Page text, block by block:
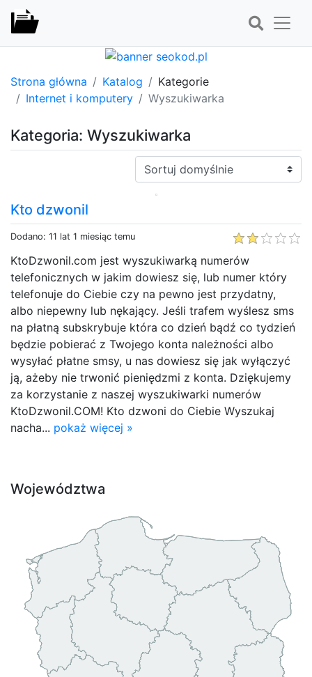
Strona główna Katalog
Kategorie
Internet i komputery
Wyszukiwarka
Kategoria: Wyszukiwarka
Sortuj:
Kto dzwonil
Dodano: 11 lat 1 miesiąc temu
KtoDzwonil.com jest wyszukiwarką numerów
telefonicznych w jakim dowiesz się, lub numer który
telefonuje do Ciebie czy na pewno jest przydatny,
albo niepewny lub nękający. Jeśli trafem wyślesz sms
na płatną subskrybuje która co dzień bądź co tydzień
będzie pobierać z Twojego konta należności albo
wysyłać płatne smsy, u nas dowiesz się jak wyłączyć
ją, ażeby nie trwonić pieniędzmi z konta. Dziękujemy
za korzystanie z naszej wyszukiwarki numerów
KtoDzwonil.COM! Kto dzwoni do Ciebie Wyszukaj
nacha... pokaż więcej »
Województwa